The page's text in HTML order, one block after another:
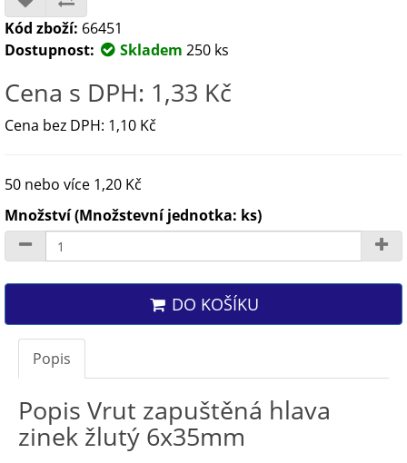
Kód zboží: 66451
Dostupnost:
Skladem 250 ks
Cena s DPH: 1,33 Kč
Cena bez DPH: 1,10 Kč
50 nebo více 1,20 Kč
Množství (Množstevní jednotka: ks)
DO KOŠÍKU
Popis
Popis Vrut zapuštěná hlava
zinek žlutý 6x35mm